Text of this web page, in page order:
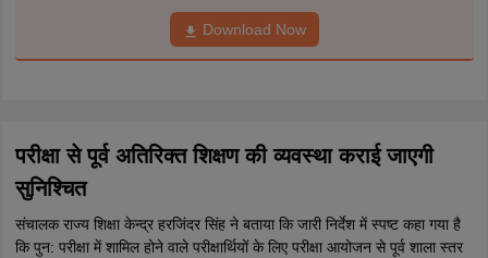
Download Now
परीक्षा से पूर्व अतिरिक्त शिक्षण की व्यवस्था कराई जाएगी
सुनिश्चित
संचालक राज्य शिक्षा केन्द्र हरजिंदर सिंह ने बताया कि जारी निर्देश में स्पष्ट कहा गया है
कि पुन: परीक्षा में शामिल होने वाले परीक्षार्थियों के लिए परीक्षा आयोजन से पूर्व शाला स्तर